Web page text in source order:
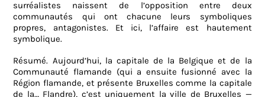
surréalistes naissent de l’opposition entre deux
communautés qui ont chacune leurs symboliques
propres, antagonistes. Et ici, l’affaire est hautement
symbolique.
Résumé. Aujourd’hui, la capitale de la Belgique et de la
Communauté flamande (qui a ensuite fusionné avec la
Région flamande, et présente Bruxelles comme la capitale
de la… Flandre), c’est uniquement la ville de Bruxelles —